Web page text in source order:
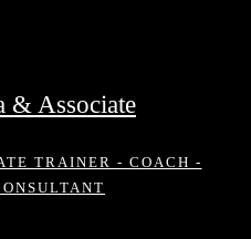
& Associate
TRAINER - COACH -